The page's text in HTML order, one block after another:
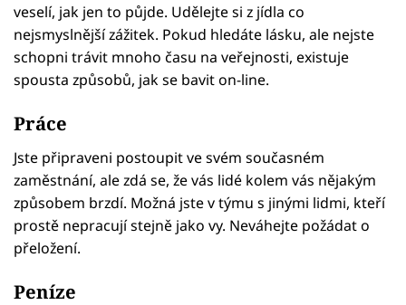
veselí, jak jen to půjde. Udělejte si z jídla co
nejsmyslnější zážitek. Pokud hledáte lásku, ale nejste
schopni trávit mnoho času na veřejnosti, existuje
spousta způsobů, jak se bavit on-line.
Práce
Jste připraveni postoupit ve svém současném
zaměstnání, ale zdá se, že vás lidé kolem vás nějakým
způsobem brzdí. Možná jste v týmu s jinými lidmi, kteří
prostě nepracují stejně jako vy. Neváhejte požádat o
přeložení.
Peníze